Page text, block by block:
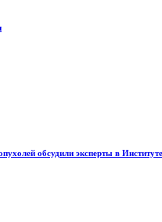
обсудили эксперты в